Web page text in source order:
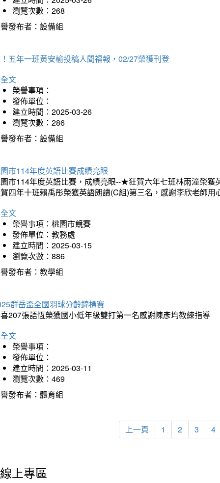
瀏覽次數：268
發布者：設備組
五年一班黃安榆投稿人間福報，02/27榮獲刊登
文
榮譽事項：
發佈單位：
建立時間：2025-03-26
瀏覽次數：286
發布者：設備組
市114年度英語比賽成績亮眼
市114年度英語比賽，成績亮眼--★狂賀六年七班林雨潼榮
四年十班賴禹彤榮獲英語朗讀(C組)第三名，感謝李欣老師
文
榮譽事項：桃園市競賽
發佈單位：教務處
建立時間：2025-03-15
瀏覽次數：886
發布者：教學組
群岳盃全國羽球分齡錦標賽
207張語恆榮獲國小低年級雙打第一名感謝陳彥均教練指導
文
榮譽事項：
發佈單位：
建立時間：2025-03-11
瀏覽次數：469
發布者：體育組
上一頁 1 2 3 4
線上專區